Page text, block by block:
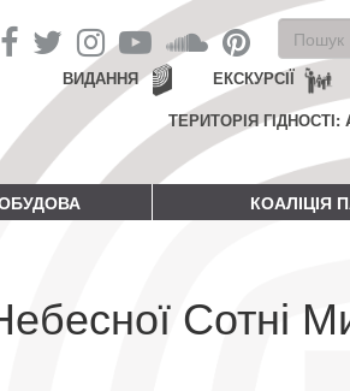
Пошук
ЕКСКУРСІЇ
ВИДАННЯ
ТЕРИТОРІЯ ГІДНОСТІ:
КОАЛІЦІЯ
Сотні